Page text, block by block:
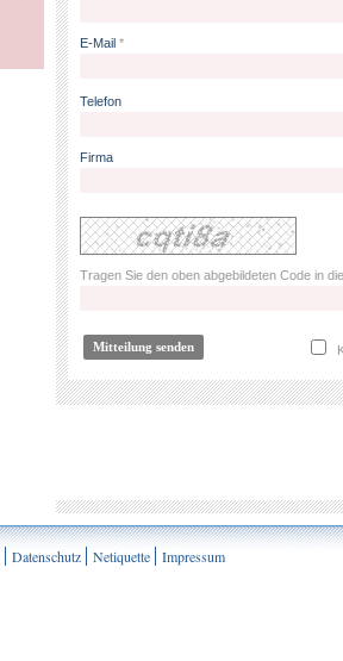
E-Mail *
Telefon
Firma
Tragen Sie den oben abgebildeten Code in
Datenschutz Netiquette Impressum